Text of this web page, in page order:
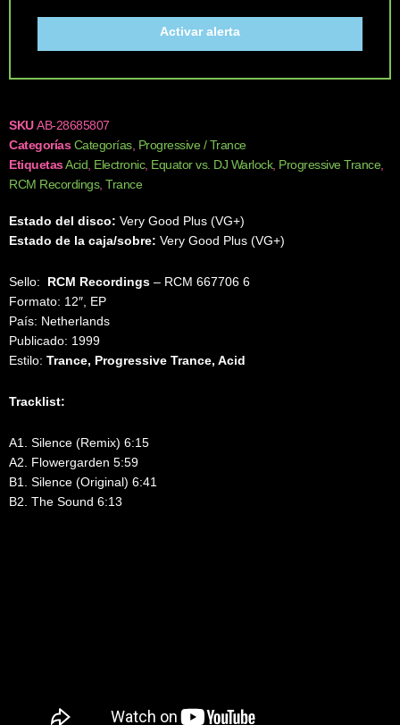
Activar alerta
SKUAB-28685807
Categorías Categorías, Progressive / Trance
EtiquetasAcid Electronic, Equator vs. DJ Warlock, Progressive Trance,
RCM Recordings, Trance
Estado del disco: Very Good Plus (VG+)
Estado de la caja/sobre: Very Good Plus (VG+)
Sello: RCM Recordings ‎– RCM 667706 6
Formato: 12″, EP
País: Netherlands
Publicado: 1999
Estilo: Trance, Progressive Trance, Acid
Tracklist:
A1. Silence (Remix) 6:15
A2. Flowergarden 5:59
B1. Silence (Original) 6:41
B2. The Sound 6:13